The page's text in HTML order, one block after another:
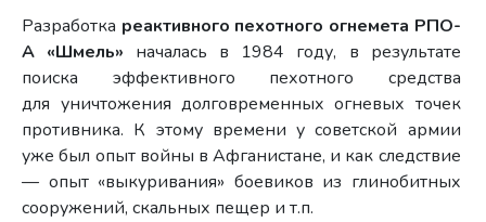
Разработка реактивного пехотного огнемета РПО-
А «Шмель» началась в 1984 году, в результате
поиска эффективного пехотного средства
для уничтожения долговременных огневых точек
противника. К этому времени у советской армии
уже был опыт войны в Афганистане, и как следствие
— опыт «выкуривания» боевиков из глинобитных
сооружений, скальных пещер и т.п.